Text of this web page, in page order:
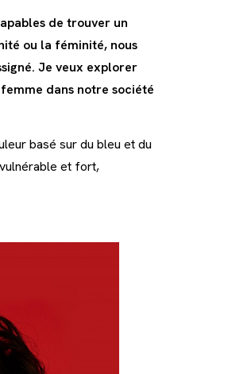
de trouver un
ou la féminité, nous
Je veux explorer
dans notre société
basé sur du bleu et du
et fort,